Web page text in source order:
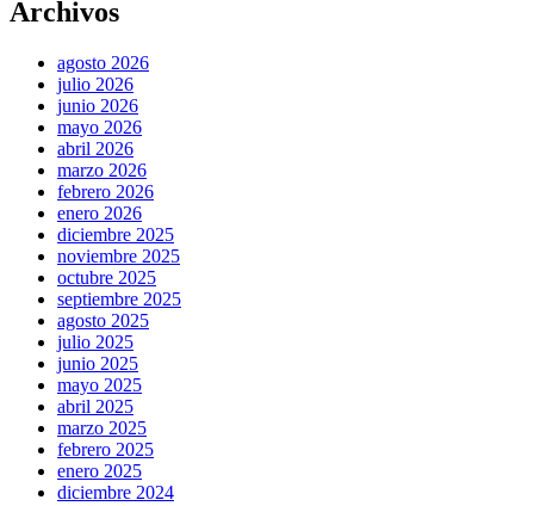
Archivos
agosto 2026
julio 2026
junio 2026
mayo 2026
abril 2026
marzo 2026
febrero 2026
enero 2026
diciembre 2025
noviembre 2025
octubre 2025
septiembre 2025
agosto 2025
julio 2025
junio 2025
mayo 2025
abril 2025
marzo 2025
febrero 2025
enero 2025
diciembre 2024